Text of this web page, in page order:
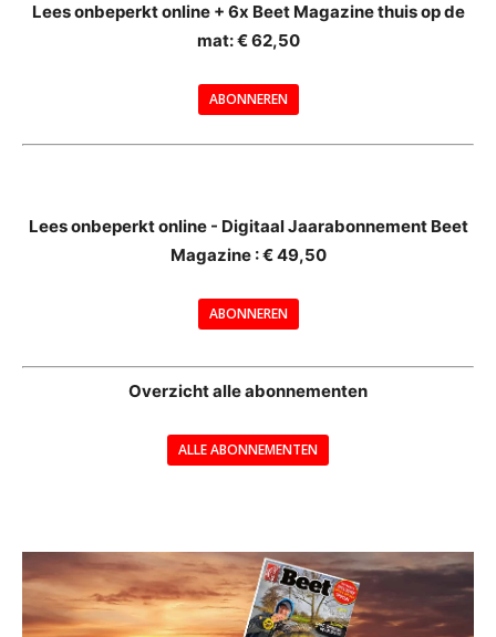
Lees onbeperkt online + 6x Beet Magazine thuis op de
mat: € 62,50
ABONNEREN
Lees onbeperkt online - Digitaal Jaarabonnement Beet
Magazine : € 49,50
ABONNEREN
Overzicht alle abonnementen
ALLE ABONNEMENTEN